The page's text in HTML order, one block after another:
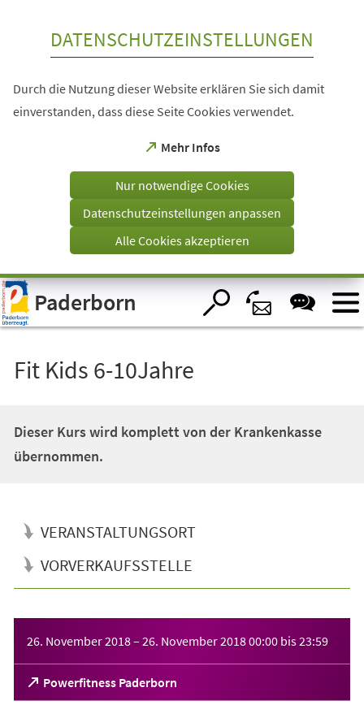
Visuelle
Assistenzsoftware
öffnen.
DATENSCHUTZEINSTELLUNGEN
Durch die Nutzung dieser Website erklären Sie sich damit
einverstanden, dass diese Seite Cookies verwendet.
Mehr Infos
(Öffnet
einem
Tab)
Nur notwendige Cookies
Datenschutzeinstellungen anpassen
Alle Cookies akzeptieren
Paderborn
Fit Kids 6-10Jahre
Dieser Kurs wird komplett von der Krankenkasse
übernommen.
VERANSTALTUNGSORT
VORVERKAUFSSTELLE
26. November 2018– 26. November 201800:00 bis23:59
Powerfitness Paderborn
(Öffnet
in